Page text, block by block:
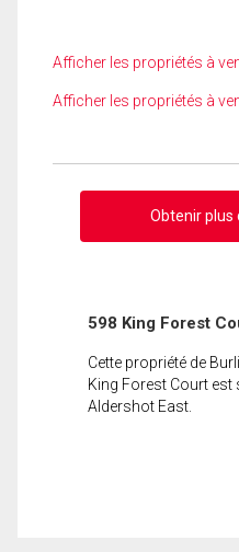
Afficher les propriétés à
Afficher les propriétés à
Obtenir
598 King Forest
Cette propriété de
King Forest Court est
Aldershot East.